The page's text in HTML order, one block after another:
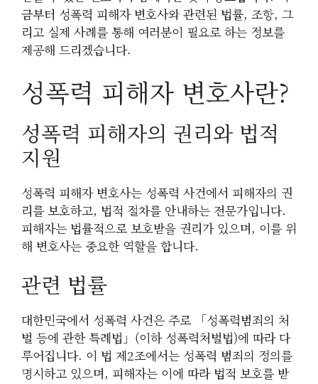
금부터 성폭력 피해자 변호사와 관련된 법률, 조항, 그
리고 실제 사례를 통해 여러분이 필요로 하는 정보를
제공해 드리겠습니다.
성폭력 피해자 변호사란?
성폭력 피해자의 권리와 법적
지원
성폭력 피해자 변호사는 성폭력 사건에서 피해자의 권
리를 보호하고, 법적 절차를 안내하는 전문가입니다.
피해자는 법률적으로 보호받을 권리가 있으며, 이를 위
해 변호사는 중요한 역할을 합니다.
관련 법률
대한민국에서 성폭력 사건은 주로 「성폭력범죄의 처
벌 등에 관한 특례법」(이하 성폭력처벌법)에 따라 다
루어집니다. 이 법 제2조에서는 성폭력 범죄의 정의를
명시하고 있으며, 피해자는 이에 따라 법적 보호를 받